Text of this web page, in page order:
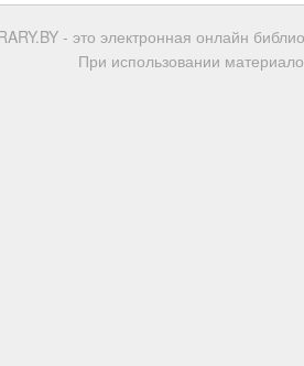
- это электронная онлайн
При использовании